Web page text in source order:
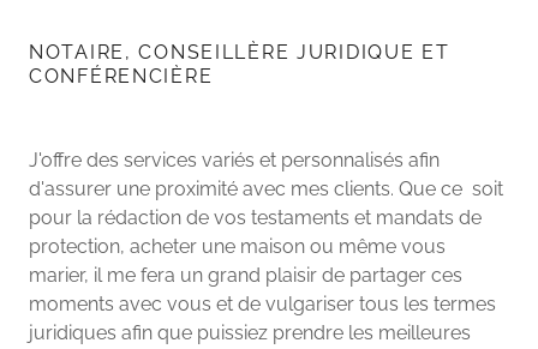
NOTAIRE, CONSEILLÈRE JURIDIQUE ET
CONFÉRENCIÈRE
J'offre des services variés et personnalisés afin
d'assurer une proximité avec mes clients. Que ce soit
pour la rédaction de vos testaments et mandats de
protection, acheter une maison ou même vous
marier, il me fera un grand plaisir de partager ces
moments avec vous et de vulgariser tous les termes
juridiques afin que puissiez prendre les meilleures